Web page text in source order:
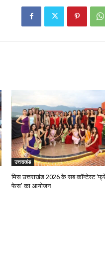
उत्तराखंड
मिस उत्तराखंड 2026 के सब कॉन्टेस्ट
फेस’ का आयोजन